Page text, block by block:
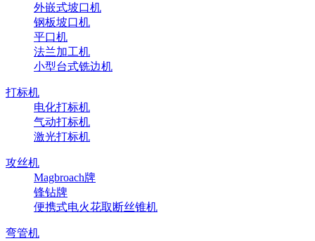
外嵌式坡口机
钢板坡口机
平口机
法兰加工机
小型台式铣边机
打标机
电化打标机
气动打标机
激光打标机
攻丝机
Magbroach牌
锋钻牌
便携式电火花取断丝锥机
弯管机